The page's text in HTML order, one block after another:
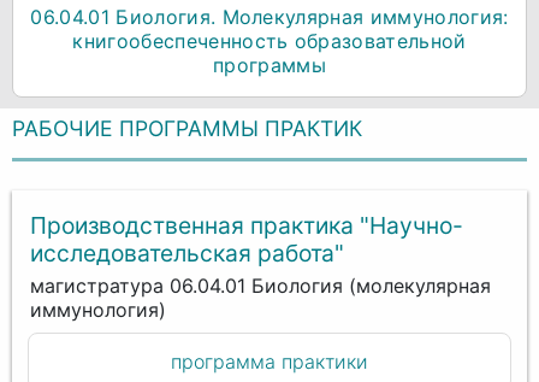
06.04.01 Биология. Молекулярная иммунология:
книгообеспеченность образовательной
программы
РАБОЧИЕ ПРОГРАММЫ ПРАКТИК
Производственная практика "Научно-
исследовательская работа"
магистратура 06.04.01 Биология (молекулярная
иммунология)
программа практики